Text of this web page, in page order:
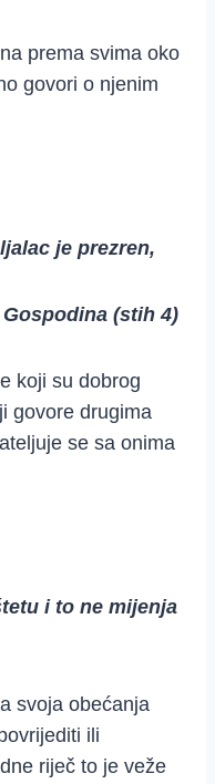
prema svima oko
govori o njenim
je prezren,
(stih 4)
koji su dobrog
govore drugima
se sa onima
i to ne mijenja
svoja obećanja
ili
riječ to je veže